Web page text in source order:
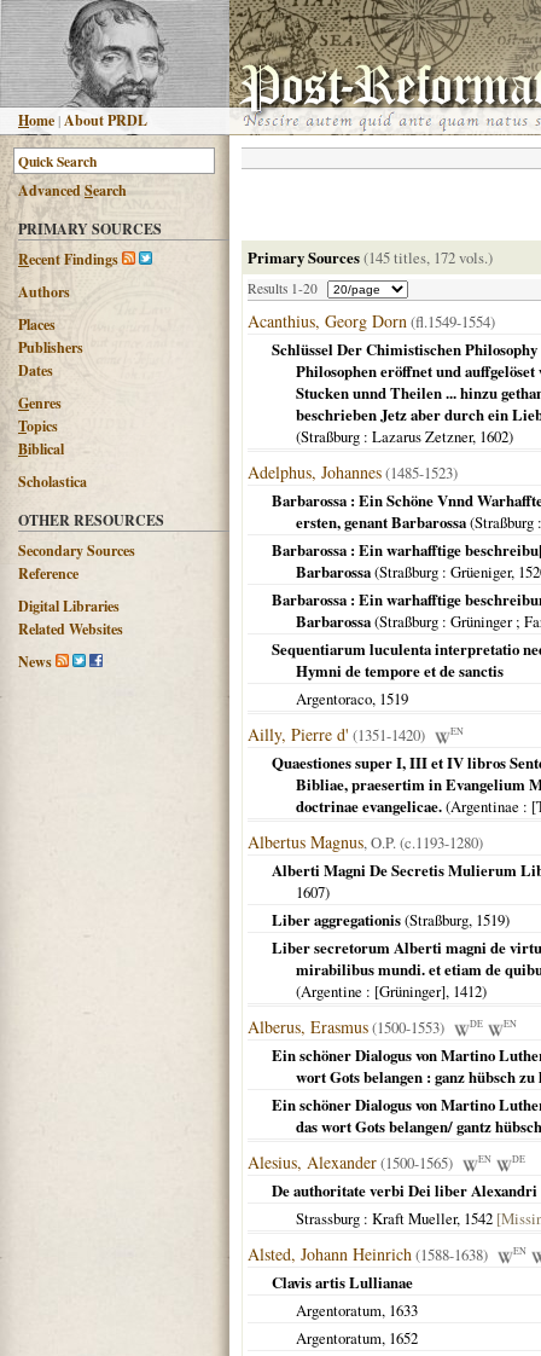
Home |About PRDL
AdvancedSearch
PRIMARY SOURCES
Recent Findings
Authors
Places
Publishers
Dates
Genres
Topics
Biblical
Scholastica
OTHER RESOURCES
Secondary Sources
Reference
Digital Libraries
Related Websites
News
Primary Sources(145 titles, 172 vols.)
Results 1-20
Acanthius, Georg Dorn(fl.1549-1554)
Schlüssel Der Chimistischen
Philosophen eröffnet und
Stucken unnd Theilen ... hinzu
beschrieben Jetz aber durch ein
(Straßburg : Lazarus Zetzner, 1602)
Adelphus, Johannes(1485-1523)
Barbarossa : Ein Schöne Vnnd
ersten, genant Barbarossa(Straßburg
Barbarossa : Ein warhafftige
Barbarossa(Straßburg : Grüeniger,
Barbarossa : Ein warhafftige
Barbarossa(Straßburg : Grüninger ;
Sequentiarum luculenta interpretatio
Hymni de tempore et de sanctis
Argentoraco, 1519
Ailly, Pierre d' (1351-1420) EN
Quaestiones super I, III et IV libros
Bibliae, praesertim in Evangelium
doctrinae evangelicae.(Argentinae :
Albertus Magnus, O.P. (c.1193-1280)
Alberti Magni De Secretis Mulierum
1607)
Liber aggregationis(Straßburg, 1519)
Liber secretorum Alberti magni de
mirabilibus mundi. et etiam de
(Argentine : [Grüninger], 1412)
Alberus, Erasmus(1500-1553) DE EN
Ein schöner Dialogus von Martino
wort Gots belangen : ganz hübsch
Ein schöner Dialogus von Martino
das wort Gots belangen/ gantz
Alesius, Alexander(1500-1565) EN DE
De authoritate verbi Dei liber
Strassburg : Kraft Mueller, 1542
Alsted, Johann Heinrich(1588-1638) EN
Clavis artis Lullianae
Argentoratum, 1633
Argentoratum, 1652